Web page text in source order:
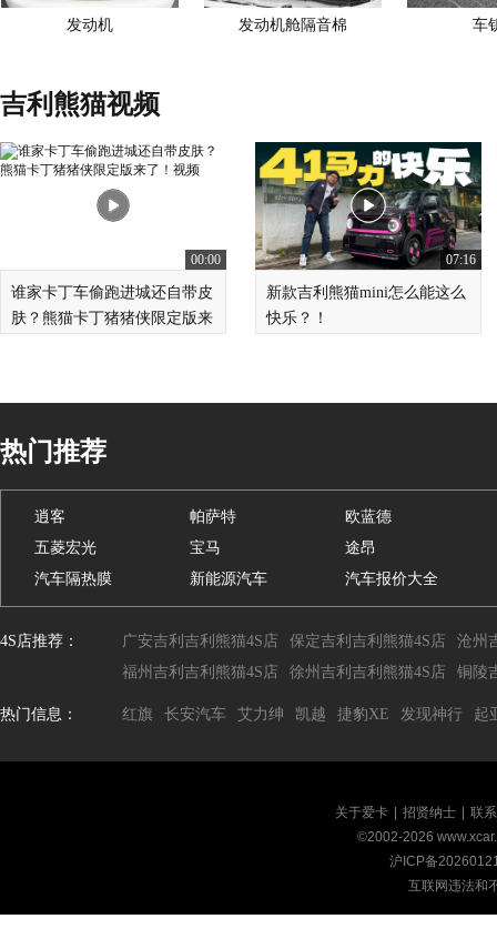
发动机 发动机舱隔音棉 车
吉利熊猫视频
00:00
谁家卡丁车偷跑进城还自带皮
肤？熊猫卡丁猪猪侠限定版来
07:16
新款吉利熊猫mini怎么能这么
快乐？！
热门推荐
逍客 帕萨特
欧蓝德
五菱宏光
宝马
途昂
汽车隔热膜
新能源汽车 汽车报价大全
4S店推荐： 广安吉利吉利熊猫4S店 保定吉利吉利熊猫4S店
沧州
福州吉利吉利熊猫4S店
徐州吉利吉利熊猫4S店 铜陵
热门信息： 红旗 长安汽车 艾力绅 凯越 捷豹XE 发现神行 起
关于爱卡 招贤纳士
联
©2002-2026
沪ICP备
互联网违法和